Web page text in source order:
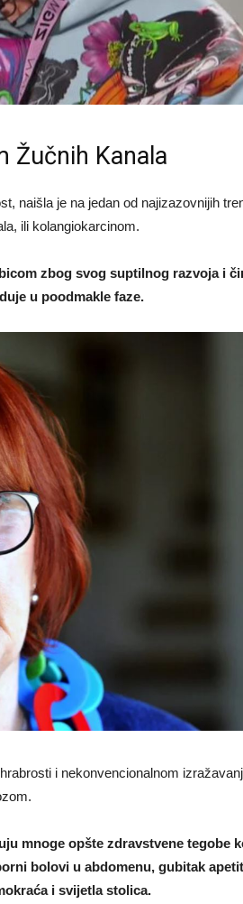
Žučnih Kanala
naišla je na jedan od najizazovnijih
ili kolangiokarcinom.
zbog svog suptilnog razvoja i
u poodmakle faze.
i nekonvencionalnom
mnoge opšte zdravstvene tegobe
bolovi u abdomenu, gubitak
i svijetla stolica.